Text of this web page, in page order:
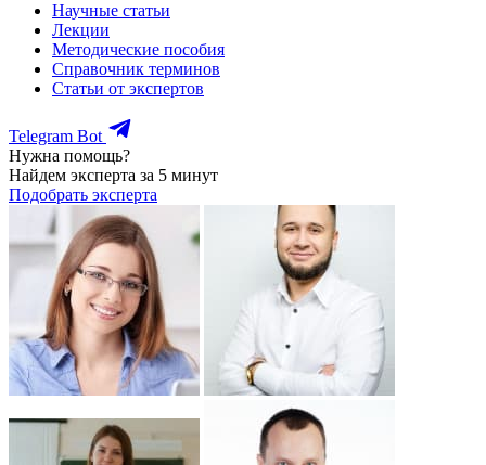
Научные статьи
Лекции
Методические пособия
Справочник терминов
Статьи от экспертов
Telegram Bot
Нужна помощь?
Найдем эксперта за 5 минут
Подобрать эксперта